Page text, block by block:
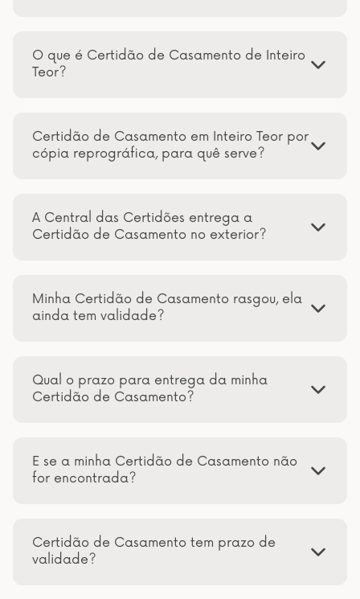
O que é Certidão de Casamento de Inteiro
Teor?
Certidão de Casamento em Inteiro Teor por
cópia reprográfica, para quê serve?
A Central das Certidões entrega a
Certidão de Casamento no exterior?
Minha Certidão de Casamento rasgou, ela
ainda tem validade?
Qual o prazo para entrega da minha
Certidão de Casamento?
E se a minha Certidão de Casamento não
for encontrada?
Certidão de Casamento tem prazo de
validade?